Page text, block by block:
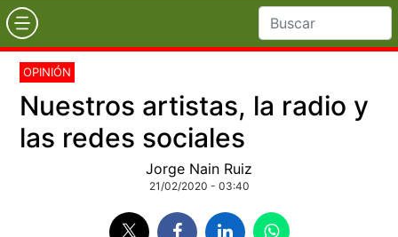
OPINIÓN
Nuestros artistas, la radio y
las redes sociales
Jorge Nain Ruiz
21/02/2020 - 03:40